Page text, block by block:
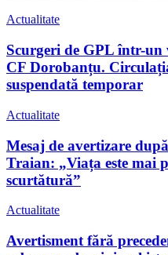
Actualitate
Scurgeri de GPL într-un
CF Dorobanțu.
suspendată temporar
Actualitate
Mesaj de avertizare
Traian: „Viața este mai
scurtătură”
Actualitate
Avertisment fără